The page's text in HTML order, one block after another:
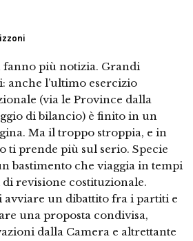
fanno più notizia. Grandi
l’ultimo esercizio
(via le Province dalla
di bilancio) è finito in un
Ma il troppo stroppia, e in
ti prende più sul serio. Specie
bastimento che viaggia in tempi
revisione costituzionale.
avviare un dibattito fra i partiti e
una proposta condivisa,
dalla Camera e altrettante